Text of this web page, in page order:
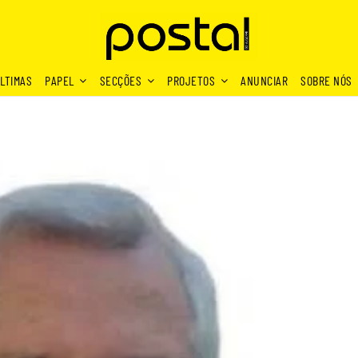
PAPEL SECÇÕES PROJETOS ANUNCIAR SOBRE NÓS